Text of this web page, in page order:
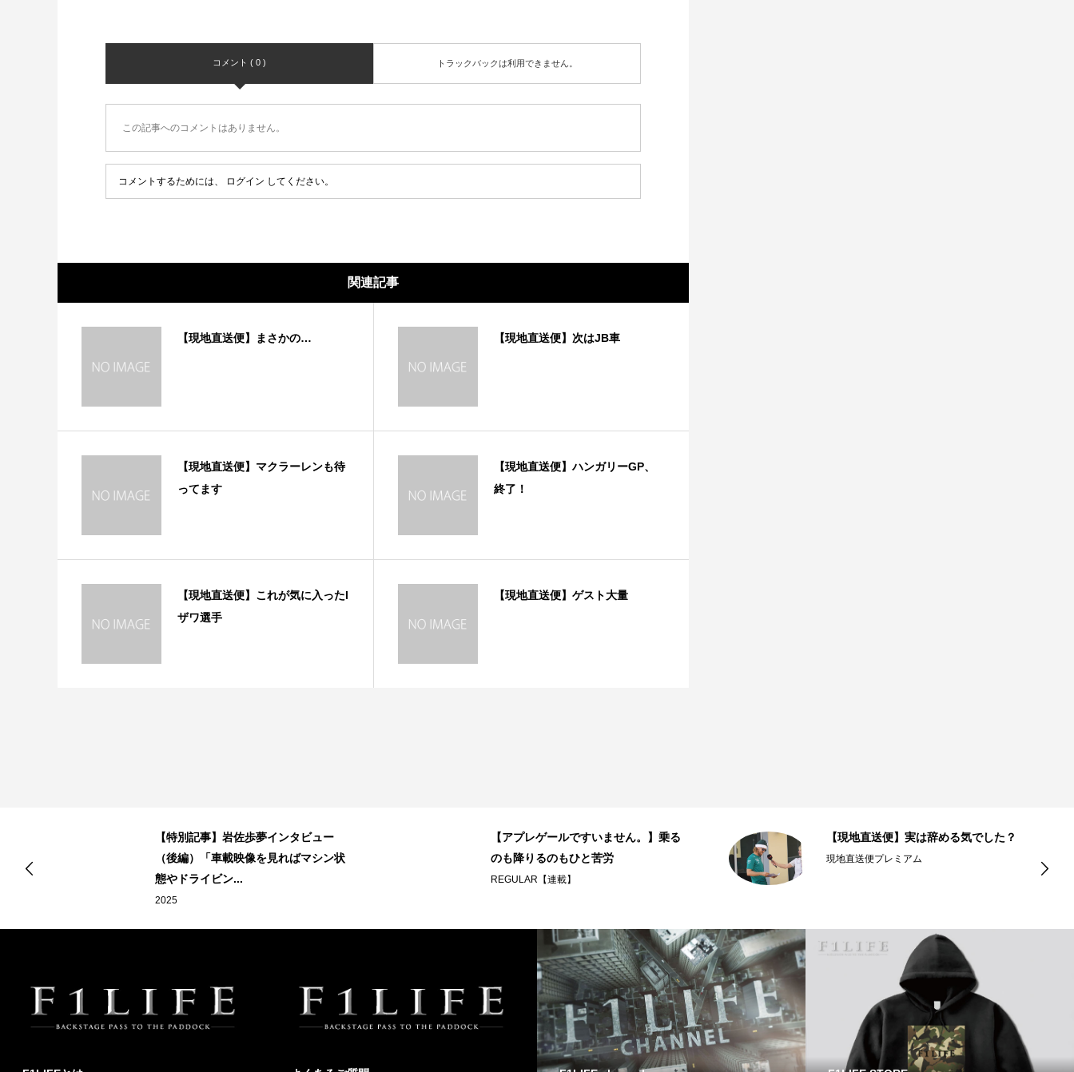
コメント ( 0 ) トラックバックは利用できません。
この記事へのコメントはありません。
コメントするためには、 ログイン してください。
関連記事
【現地直送便】まさかの… 【現地直送便】次はJB車
【現地直送便】マクラーレンも待
ってます
【現地直送便】ハンガリーGP、
終了！
【現地直送便】これが気に入ったI
ザワ選手
【現地直送便】ゲスト大量
【特別記事】岩佐歩夢インタビュー
（後編）「車載映像を見ればマシン状
態やドライビン...
2025
【アプレゲールですいません。】乗る
のも降りるのもひと苦労
REGULAR【連載】
【現地直送便】実は辞める気でした？
現地直送便プレミアム